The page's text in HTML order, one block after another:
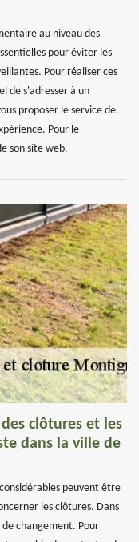
au niveau des
pour éviter les
Pour réaliser ces
de s'adresser à un
proposer le service de
Pour le
son site web.
clôtures et les
dans la ville de
peuvent être
les clôtures. Dans
de changement. Pour